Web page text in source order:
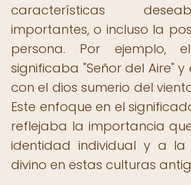
características
importantes, o incluso la
persona. Por ejemplo,
significaba "Señor del Aire"
con el dios sumerio del
Este enfoque en el
reflejaba la importancia
identidad individual y a la
divino en estas culturas